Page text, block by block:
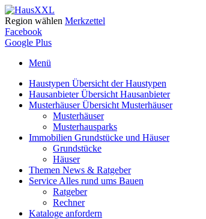
Region wählen Merkzettel
Facebook
Google Plus
Menü
Haustypen Übersicht der Haustypen
HausanbieterÜbersicht Hausanbieter
MusterhäuserÜbersicht Musterhäuser
Musterhäuser
Musterhausparks
Immobilien Grundstücke und Häuser
Grundstücke
Häuser
Themen News & Ratgeber
Service Alles rund ums Bauen
Ratgeber
Rechner
Kataloge anfordern